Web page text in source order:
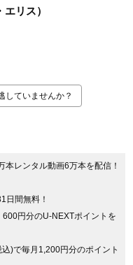
リス）
していませんか？
本レンタル動画6万本を配信！
日間無料！
600円分のU-NEXTポイントを
)で毎月1,200円分のポイント